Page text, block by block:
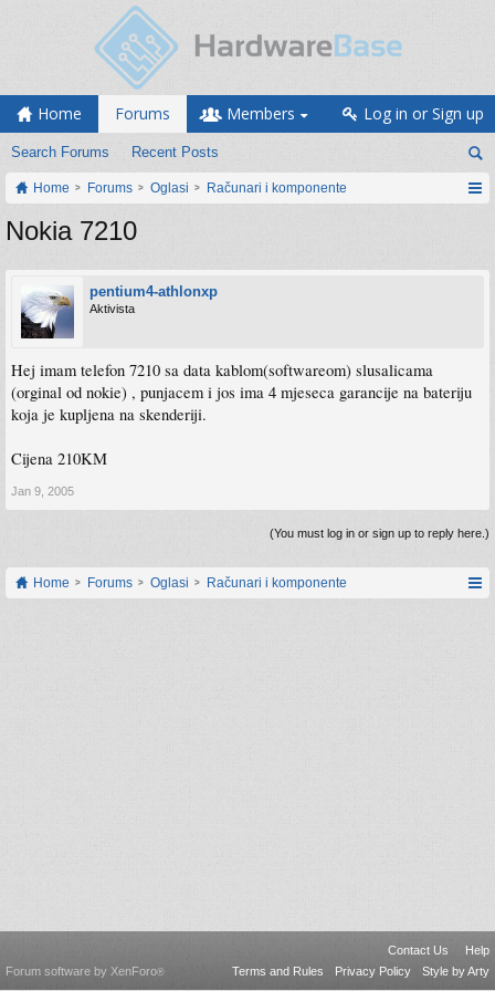
Home Forums
Search Forums Recent Posts
Members Log in or Sign up
Home Forums Oglasi Računari i komponente
Nokia 7210
pentium4-athlonxp
Aktivista
Hej imam telefon 7210 sa data kablom(softwareom) slusalicama
(orginal od nokie) , punjacem i jos ima 4 mjeseca garancije na bateriju
koja je kupljena na skenderiji.
Cijena 210KM
Jan 9, 2005
(You must log in or sign up to reply here.)
Home Forums Oglasi Računari i komponente
Contact Us
Help
Terms and Rules
Privacy Policy Style by Arty
Forum software by XenForo®